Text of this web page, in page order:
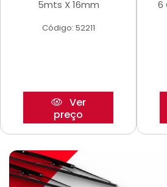
5mts X 16mm
Código: 52211
Ver
preço
6